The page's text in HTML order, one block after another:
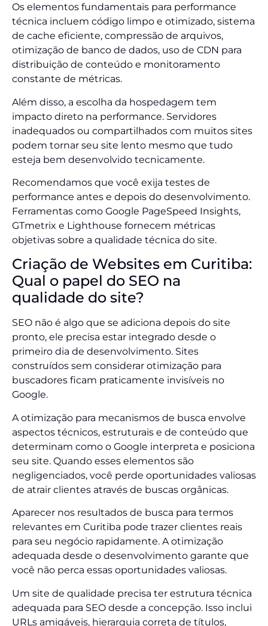
Os elementos fundamentais para performance
técnica incluem código limpo e otimizado, sistema
de cache eficiente, compressão de arquivos,
otimização de banco de dados, uso de CDN para
distribuição de conteúdo e monitoramento
constante de métricas.
Além disso, a escolha da hospedagem tem
impacto direto na performance. Servidores
inadequados ou compartilhados com muitos sites
podem tornar seu site lento mesmo que tudo
esteja bem desenvolvido tecnicamente.
Recomendamos que você exija testes de
performance antes e depois do desenvolvimento.
Ferramentas como Google PageSpeed Insights,
GTmetrix e Lighthouse fornecem métricas
objetivas sobre a qualidade técnica do site.
Criação de Websites em Curitiba:
Qual o papel do SEO na
qualidade do site?
SEO não é algo que se adiciona depois do site
pronto, ele precisa estar integrado desde o
primeiro dia de desenvolvimento. Sites
construídos sem considerar otimização para
buscadores ficam praticamente invisíveis no
Google.
A otimização para mecanismos de busca envolve
aspectos técnicos, estruturais e de conteúdo que
determinam como o Google interpreta e posiciona
seu site. Quando esses elementos são
negligenciados, você perde oportunidades valiosas
de atrair clientes através de buscas orgânicas.
Aparecer nos resultados de busca para termos
relevantes em Curitiba pode trazer clientes reais
para seu negócio rapidamente. A otimização
adequada desde o desenvolvimento garante que
você não perca essas oportunidades valiosas.
Um site de qualidade precisa ter estrutura técnica
adequada para SEO desde a concepção. Isso inclui
URLs amigáveis, hierarquia correta de títulos,